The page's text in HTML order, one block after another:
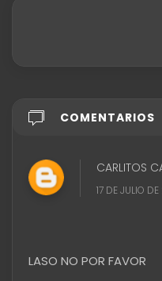
COMENTARIOS
CARLITOS
17 DE JULIO
LASO NO POR FAVOR